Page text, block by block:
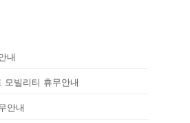
내
모빌리티 휴무안내
안내